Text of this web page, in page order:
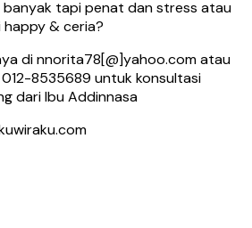
banyak tapi penat dan stress atau
& ceria?
di nnorita78[@]yahoo.com atau
8535689 untuk konsultasi
dari Ibu Addinnasa